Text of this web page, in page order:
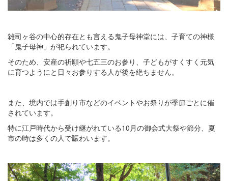
雑司ヶ谷の中心的存在とも言える鬼子母神堂には、子育ての神様
「鬼子母神」が祀られています。
そのため、安産の祈願や七五三のお参り、子どもがすくすく元気
に育つようにと日々お参りする人が後を絶ちません。
また、境内では手創り市などのイベントやお祭りが季節ごとに催
されています。
特に江戸時代から受け継がれている10月の御会式大祭や節分、夏
市の時は多くの人で賑わいます。